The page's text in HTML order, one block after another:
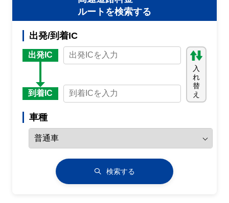
ルートを検索する
出発/到着IC
出発IC
到着IC
入
れ
替
え
車種
検索する